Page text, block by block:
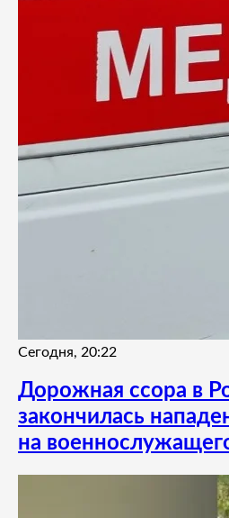
Сегодня, 20:22
Дорожная ссора в
закончилась
на